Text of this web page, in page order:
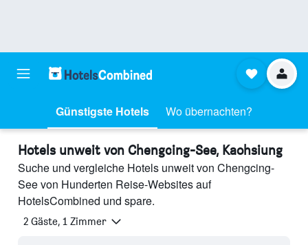
Günstigste Hotels Wo übernachten?
Hotels unweit von Chengcing-See, Kaohsiung
Suche und vergleiche Hotels unweit von Chengcing-
See von Hunderten Reise-Websites auf
HotelsCombined und spare.
2 Gäste, 1 Zimmer